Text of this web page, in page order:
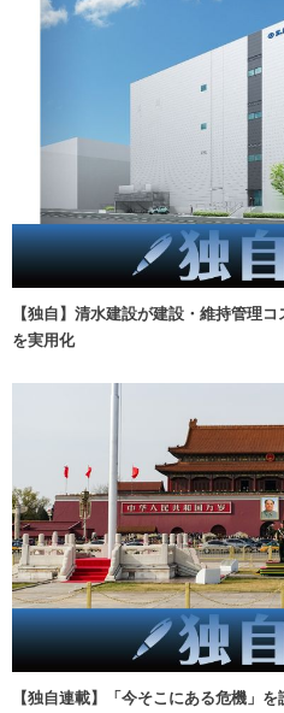
【独自】清水建設が建設・維持管理
を実用化
【独自連載】「今そこにある危機」